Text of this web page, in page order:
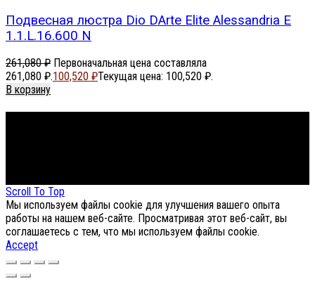
Подвесная люстра Dio DArte Elite Alessandria E
1.1.L.16.600 N
261,080₽ Первоначальная цена составляла
261,080 ₽.100,520 ₽Текущая цена: 100,520 ₽.
В корзину
Scroll To Top
Мы используем файлы cookie для улучшения вашего опыта
работы на нашем веб-сайте. Просматривая этот веб-сайт, вы
соглашаетесь с тем, что мы используем файлы cookie.
Accept